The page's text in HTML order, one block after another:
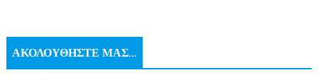
ΑΚΟΛΟΥΘΗΣΤΕ ΜΑΣ...